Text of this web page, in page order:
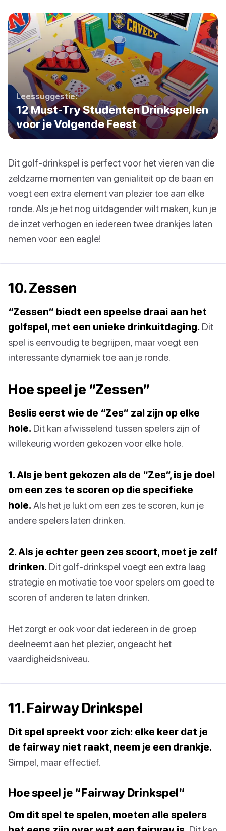
Leessuggestie:
12 Must-Try Studenten Drinkspellen
voor je Volgende Feest
Dit golf-drinkspel is perfect voor het vieren van die
zeldzame momenten van genialiteit op de baan en
voegt een extra element van plezier toe aan elke
ronde. Als je het nog uitdagender wilt maken, kun je
de inzet verhogen en iedereen twee drankjes laten
nemen voor een eagle!
10. Zessen
“Zessen” biedt een speelse draai aan het
golfspel, met een unieke drinkuitdaging. Dit
spel is eenvoudig te begrijpen, maar voegt een
interessante dynamiek toe aan je ronde.
Hoe speel je “Zessen”
Beslis eerst wie de “Zes” zal zijn op elke
hole. Dit kan afwisselend tussen spelers zijn of
willekeurig worden gekozen voor elke hole.
1. Als je bent gekozen als de “Zes”, is je doel
om een zes te scoren op die specifieke
hole. Als het je lukt om een zes te scoren, kun je
andere spelers laten drinken.
2. Als je echter geen zes scoort, moet je zelf
drinken. Dit golf-drinkspel voegt een extra laag
strategie en motivatie toe voor spelers om goed te
scoren of anderen te laten drinken.
Het zorgt er ook voor dat iedereen in de groep
deelneemt aan het plezier, ongeacht het
vaardigheidsniveau.
11. Fairway Drinkspel
Dit spel spreekt voor zich: elke keer dat je
de fairway niet raakt, neem je een drankje.
Simpel, maar effectief.
Hoe speel je “Fairway Drinkspel”
Om dit spel te spelen, moeten alle spelers